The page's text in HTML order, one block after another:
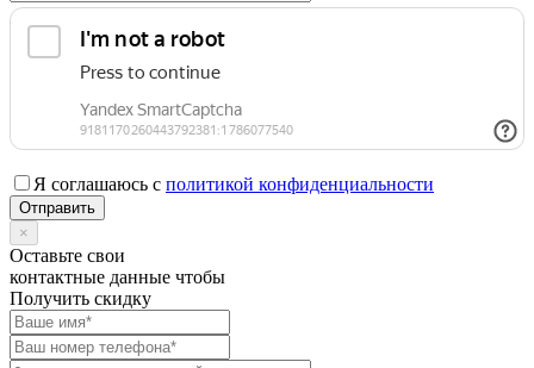
Я соглашаюсь с политикой конфиденциальности
×
Оставьте свои
контактные данные чтобы
Получить скидку